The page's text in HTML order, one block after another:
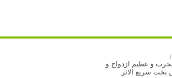
و عظیم ازدواج و
سریع الاثر